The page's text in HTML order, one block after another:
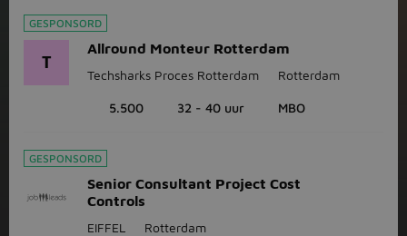
GESPONSORD
T
Allround Monteur Rotterdam
Techsharks Proces Rotterdam Rotterdam
5.500 32 - 40 uur MBO
GESPONSORD
Senior Consultant Project Cost
Controls
EIFFEL Rotterdam